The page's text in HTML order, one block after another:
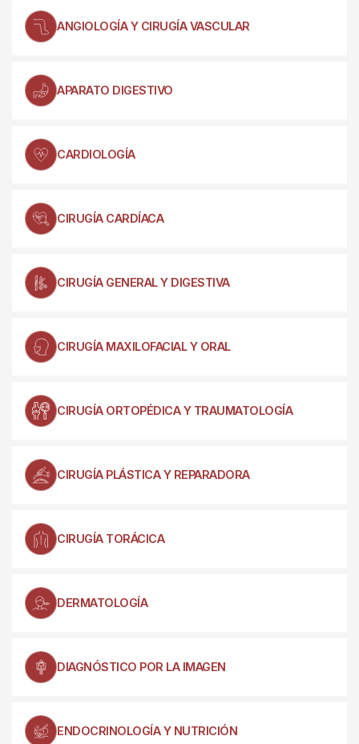
ANGIOLOGÍA Y CIRUGÍA VASCULAR
APARATO DIGESTIVO
CARDIOLOGÍA
CIRUGÍA CARDÍACA
CIRUGÍA GENERAL Y DIGESTIVA
CIRUGÍA MAXILOFACIAL Y ORAL
CIRUGÍA ORTOPÉDICA Y TRAUMATOLOGÍA
CIRUGÍA PLÁSTICA Y REPARADORA
CIRUGÍA TORÁCICA
DERMATOLOGÍA
DIAGNÓSTICO POR LA IMAGEN
ENDOCRINOLOGÍA Y NUTRICIÓN